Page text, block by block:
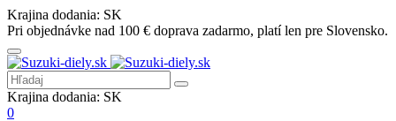
Krajina dodania: SK
Pri objednávke nad 100 € doprava zadarmo, platí len pre Slovensko.
Krajina dodania: SK
0